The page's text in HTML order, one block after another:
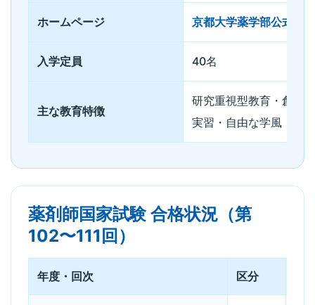
ホームページ 京都大学薬学部公式サ
入学定員 40名
主な教育特徴
研究重視型教育・創薬
実習・自由な学風
薬剤師国家試験 合格状況（第
102〜111回）
年度・回次 区分